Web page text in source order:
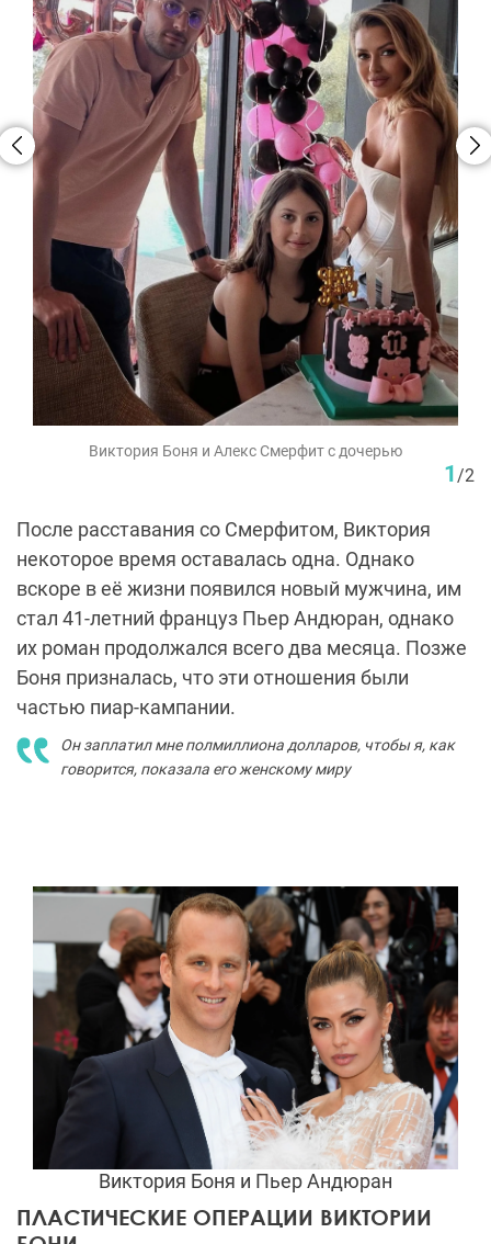
Виктория Боня и Алекс Смерфит с дочерью
1/2
После расставания со Смерфитом, Виктория
некоторое время оставалась одна. Однако
вскоре в её жизни появился новый мужчина, им
стал 41-летний француз Пьер Андюран, однако
их роман продолжался всего два месяца. Позже
Боня призналась, что эти отношения были
частью пиар-кампании.
Он заплатил мне полмиллиона долларов, чтобы я, как
говорится, показала его женскому миру
Виктория Боня и Пьер Андюран
ПЛАСТИЧЕСКИЕ ОПЕРАЦИИ ВИКТОРИИ